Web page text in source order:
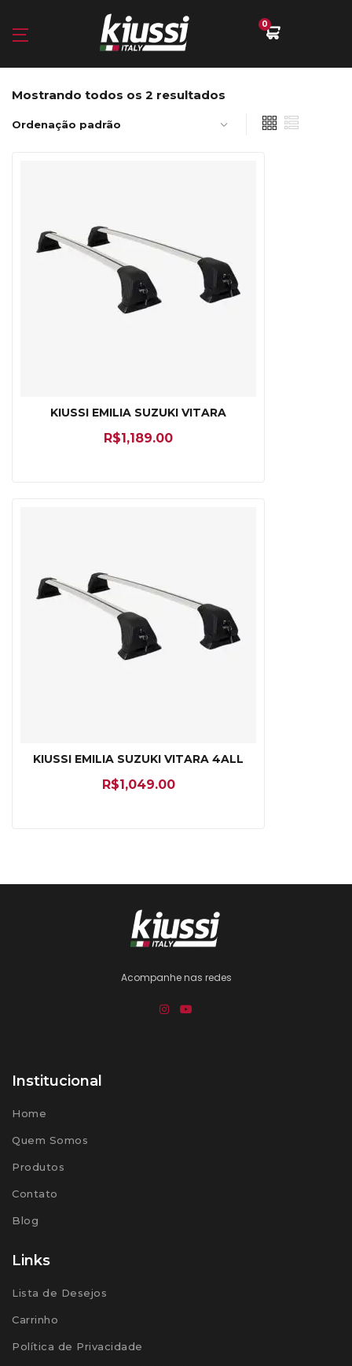
0
Mostrando todos os 2 resultados
KIUSSI EMILIA SUZUKI VITARA
R$1,189.00
KIUSSI EMILIA SUZUKI VITARA 4ALL
R$1,049.00
Acompanhe nas redes
Institucional
Home
Quem Somos
Produtos
Contato
Blog
Links
Lista de Desejos
Carrinho
Política de Privacidade